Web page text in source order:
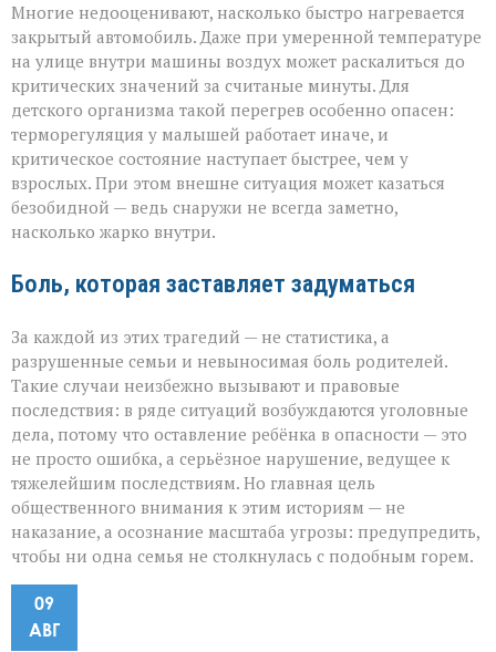
Многие недооценивают, насколько быстро нагревается
закрытый автомобиль. Даже при умеренной температуре
на улице внутри машины воздух может раскалиться до
критических значений за считаные минуты. Для
детского организма такой перегрев особенно опасен:
терморегуляция у малышей работает иначе, и
критическое состояние наступает быстрее, чем у
взрослых. При этом внешне ситуация может казаться
безобидной — ведь снаружи не всегда заметно,
насколько жарко внутри.
Боль, которая заставляет задуматься
За каждой из этих трагедий — не статистика, а
разрушенные семьи и невыносимая боль родителей.
Такие случаи неизбежно вызывают и правовые
последствия: в ряде ситуаций возбуждаются уголовные
дела, потому что оставление ребёнка в опасности — это
не просто ошибка, а серьёзное нарушение, ведущее к
тяжелейшим последствиям. Но главная цель
общественного внимания к этим историям — не
наказание, а осознание масштаба угрозы: предупредить,
чтобы ни одна семья не столкнулась с подобным горем.
09
АВГ